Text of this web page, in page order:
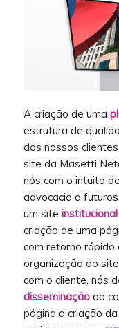
A criação de uma
estrutura de
dos nossos
site da Masetti
nós com o intuito
advocacia a
um site institucional
criação de uma
com retorno
organização do
com o cliente, nós
disseminaçãodo
página a criação